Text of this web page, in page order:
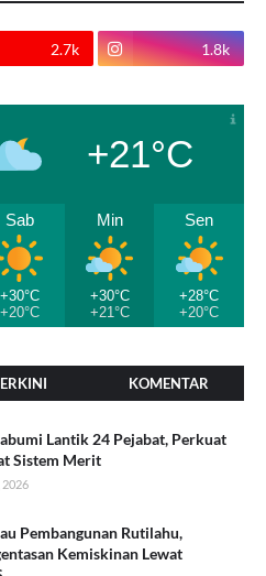
2.7k 1.8k
+21°C
Sab
+30°C
+20°C
Min
+30°C
+21°C
Sen
+28°C
+20°C
KOMENTAR
Lantik 24 Pejabat, Perkuat
Sistem Merit
2026
Pembangunan Rutilahu,
Kemiskinan Lewat